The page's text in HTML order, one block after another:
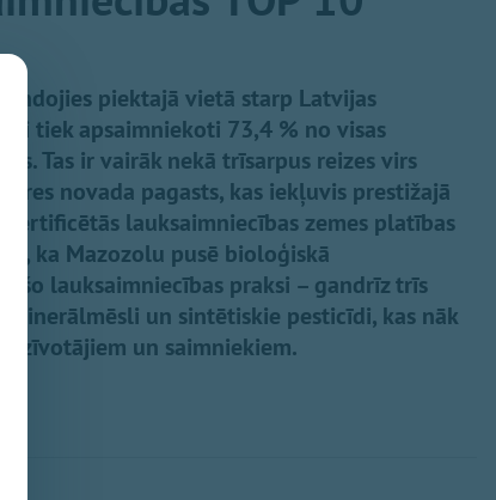
piektajā vietā starp Latvijas
tiek apsaimniekoti 73,4 % no visas
Tas ir vairāk nekā trīsarpus reizes virs
novada pagasts, kas iekļuvis prestižajā
lauksaimniecības zemes platības
ka Mazozolu pusē bioloģiskā
lauksaimniecības praksi – gandrīz trīs
un sintētiskie pesticīdi, kas nāk
un saimniekiem.